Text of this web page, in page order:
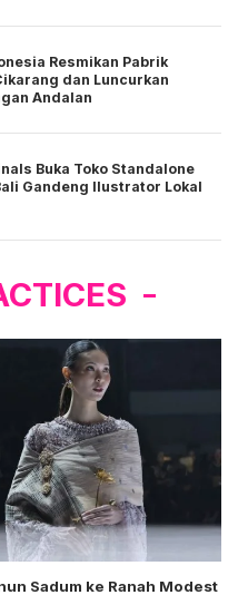
Resmikan Pabrik
dan Luncurkan
Andalan
Buka Toko Standalone
Gandeng Ilustrator Lokal
Sadum ke Ranah Modest